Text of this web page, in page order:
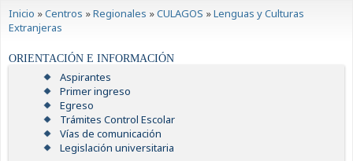
Inicio »Centros »Regionales »CULAGOS »Lenguas y Culturas
Extranjeras
ORIENTACIÓN E INFORMACIÓN
Aspirantes
Primer ingreso
Egreso
Trámites Control Escolar
Vías de comunicación
Legislación universitaria